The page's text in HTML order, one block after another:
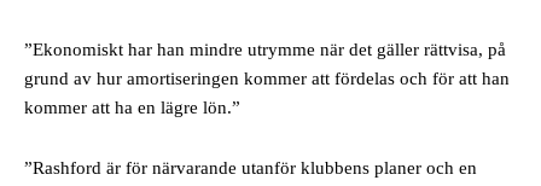
”Ekonomiskt har han mindre utrymme när det gäller rättvisa, på
grund av hur amortiseringen kommer att fördelas och för att han
kommer att ha en lägre lön.”
”Rashford är för närvarande utanför klubbens planer och en